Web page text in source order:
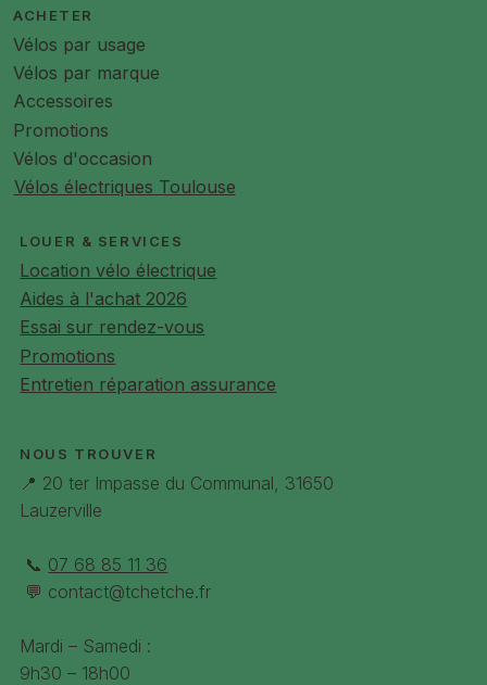
ACHETER
Vélos par usage
Vélos par marque
Accessoires
Promotions
Vélos d'occasion
Vélos électriques Toulouse
LOUER & SERVICES
Location vélo électrique
Aides à l'achat 2026
Essai sur rendez-vous
Promotions
Entretien réparation assurance
NOUS TROUVER
📍 20 ter Impasse du Communal, 31650
Lauzerville
📞 07 68 85 11 36
💬 contact@tchetche.fr
Mardi – Samedi :
9h30 – 18h00